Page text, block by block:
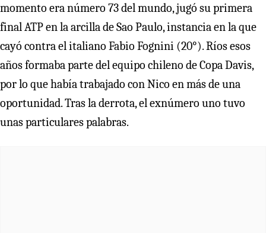
momento era número 73 del mundo, jugó su primera
final ATP en la arcilla de Sao Paulo, instancia en la que
cayó contra el italiano Fabio Fognini (20°). Ríos esos
años formaba parte del equipo chileno de Copa Davis,
por lo que había trabajado con Nico en más de una
oportunidad. Tras la derrota, el exnúmero uno tuvo
unas particulares palabras.